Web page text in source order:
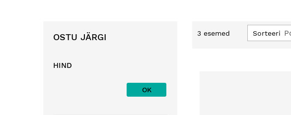
3 esemed Sorteeri
OSTU JÄRGI
HIND
OK